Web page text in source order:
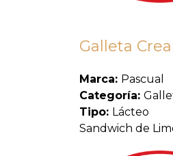
Galleta
Marca: Pascual
Categoría:
Tipo: Lácteo
Sandwich de